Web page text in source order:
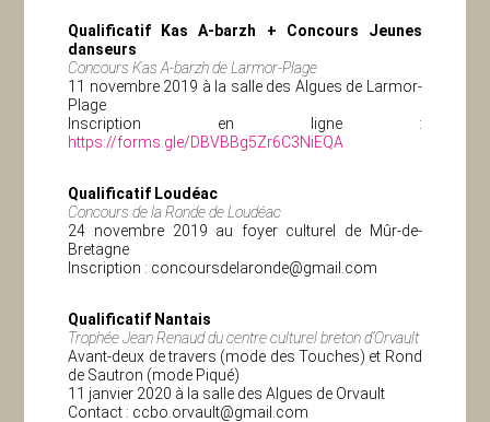
Qualificatif Kas A-barzh
+ Concours Jeunes
danseurs
Concours Kas A-barzh de Larmor-Plage
11 novembre 2019 à la salle des Algues de Larmor-
Plage
Inscription en ligne :
https://forms.gle/DBVBBg5Zr6C3NiEQA
Qualificatif Loudéac
Concours de la Ronde de Loudéac
24 novembre 2019 au foyer culturel de Mûr-de-
Bretagne
Inscription : concoursdelaronde@gmail.com
Qualificatif Nantais
Trophée Jean Renaud du centre culturel breton d’Orvault
Avant-deux de travers (mode des Touches) et Rond
de Sautron (mode Piqué)
11 janvier 2020 à la salle des Algues de Orvault
Contact : ccbo.orvault@gmail.com